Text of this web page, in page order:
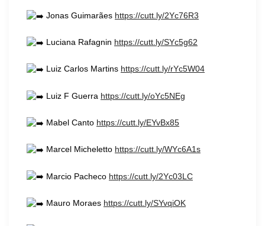
Jonas Guimarães https://cutt.ly/2Yc76R3
Luciana Rafagnin https://cutt.ly/SYc5g62
Luiz Carlos Martins https://cutt.ly/rYc5W04
Luiz F Guerra https://cutt.ly/oYc5NEg
Mabel Canto https://cutt.ly/EYvBx85
Marcel Micheletto https://cutt.ly/WYc6A1s
Marcio Pacheco https://cutt.ly/2Yc03LC
Mauro Moraes https://cutt.ly/SYvqiOK